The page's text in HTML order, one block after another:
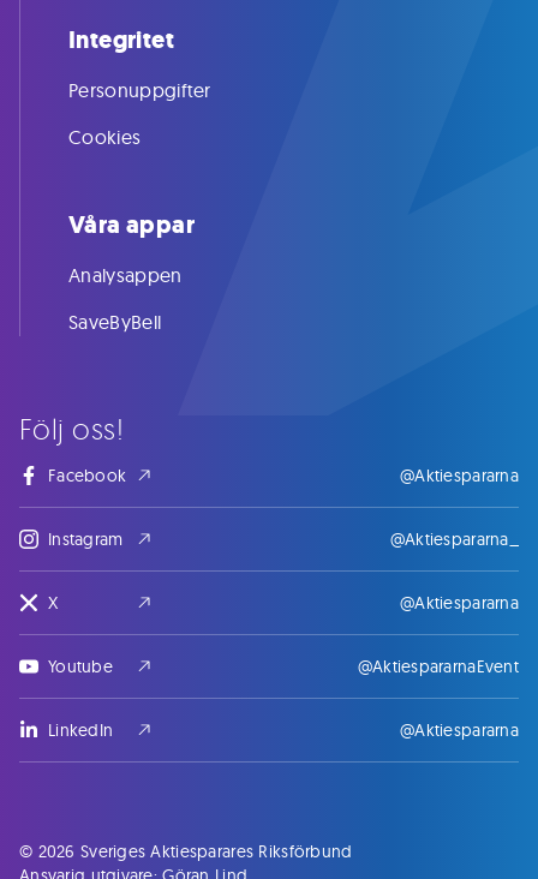
Följ oss!
Facebook @Aktiespararna
Instagram @Aktiespararna_
X @Aktiespararna
Youtube @AktiespararnaEvent
LinkedIn @Aktiespararna
Integritet
Personuppgifter
Cookies
Våra appar
Analysappen
SaveByBell
© 2026 Sveriges Aktiesparares Riksförbund